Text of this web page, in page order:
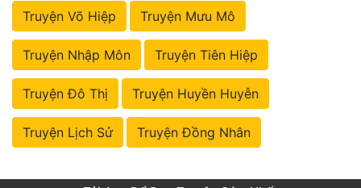
Truyện Võ Hiệp Truyện Mưu Mô
Truyện Nhập Môn Truyện Tiên Hiệp
Truyện Đô Thị Truyện Huyền Huyễn
Truyện Lịch Sử Truyện Đồng Nhân